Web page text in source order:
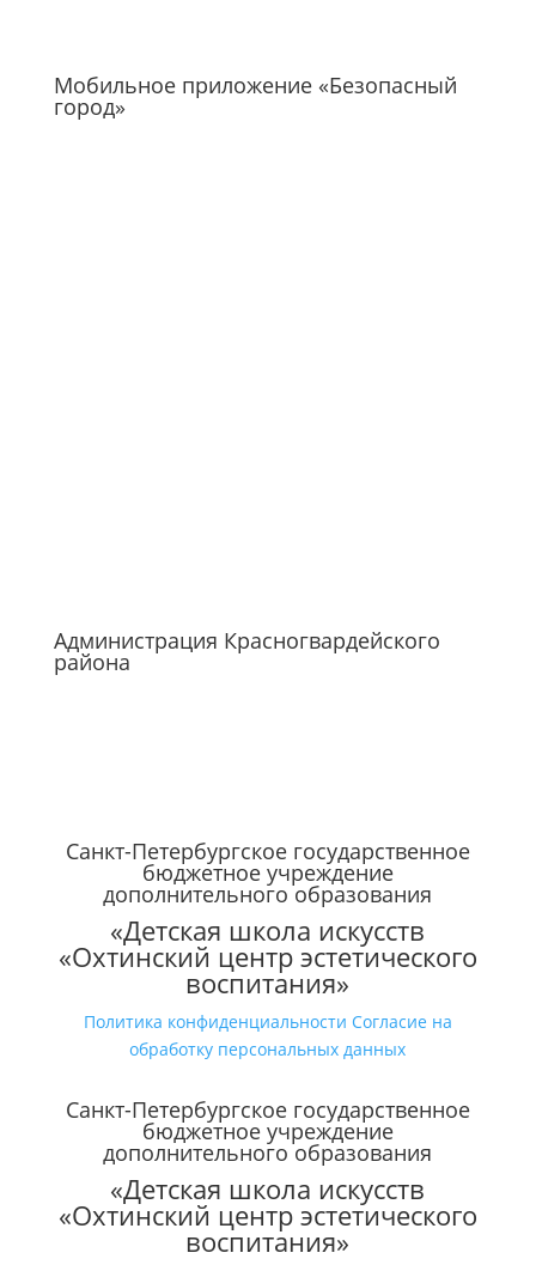
Мобильное приложение «Безопасный
город»
Администрация Красногвардейского
района
Санкт-Петербургское государственное
бюджетное учреждение
дополнительного образования
«Детская школа искусств
«Охтинский центр эстетического
воспитания»
Политика конфиденциальности Согласие на
обработку персональных данных
Санкт-Петербургское государственное
бюджетное учреждение
дополнительного образования
«Детская школа искусств
«Охтинский центр эстетического
воспитания»